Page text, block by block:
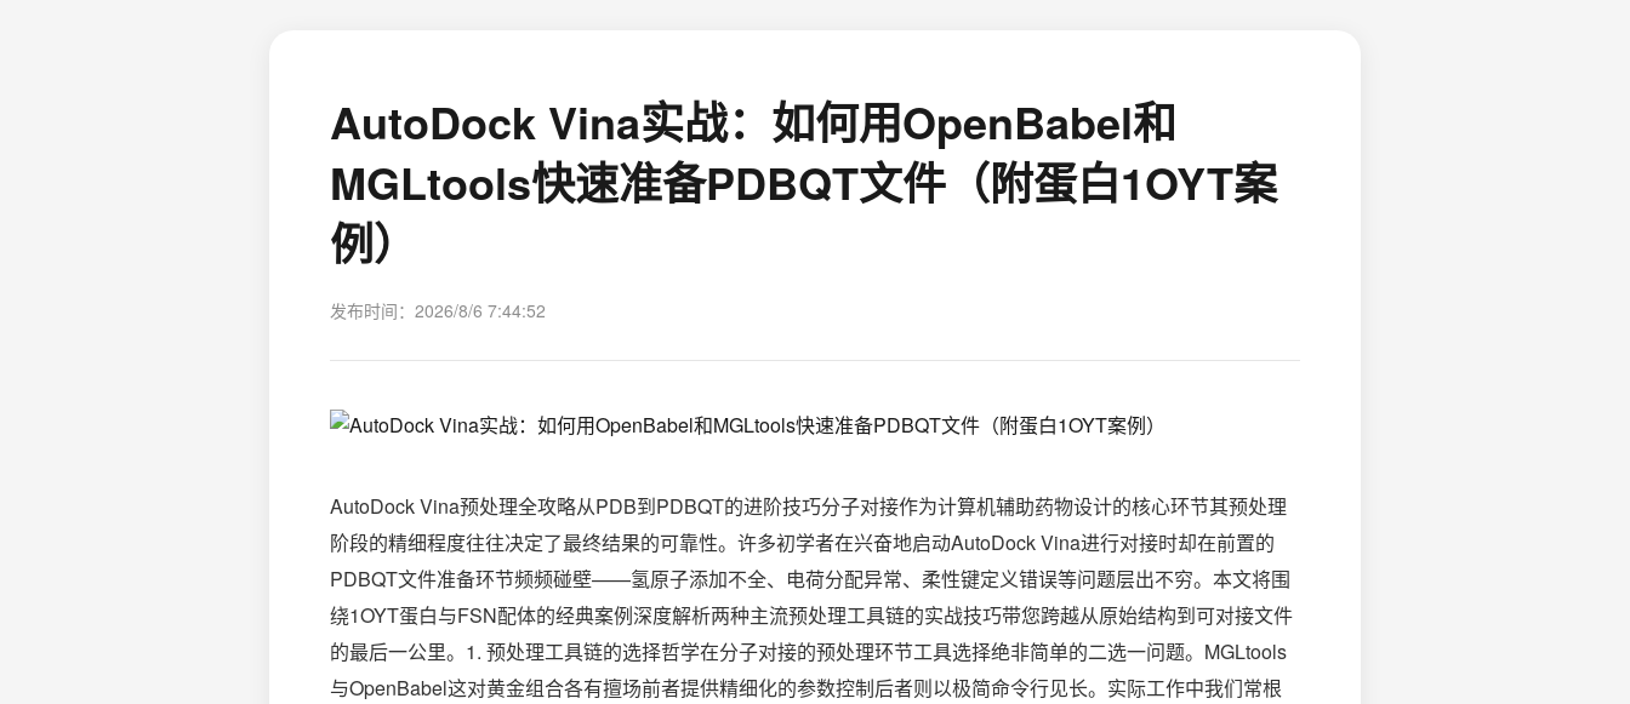
AutoDock Vina实战：如何用OpenBabel和
MGLtools快速准备PDBQT文件（附蛋白1OYT案
例）
发布时间：2026/8/6 7:44:52
AutoDock Vina预处理全攻略从PDB到PDBQT的进阶技巧分子对接作为计算机辅助药物设计的核心环节其预处理
阶段的精细程度往往决定了最终结果的可靠性。许多初学者在兴奋地启动AutoDock Vina进行对接时却在前置的
PDBQT文件准备环节频频碰壁——氢原子添加不全、电荷分配异常、柔性键定义错误等问题层出不穷。本文将围
绕1OYT蛋白与FSN配体的经典案例深度解析两种主流预处理工具链的实战技巧带您跨越从原始结构到可对接文件
的最后一公里。1. 预处理工具链的选择哲学在分子对接的预处理环节工具选择绝非简单的二选一问题。MGLtools
与OpenBabel这对黄金组合各有擅场前者提供精细化的参数控制后者则以极简命令行见长。实际工作中我们常根